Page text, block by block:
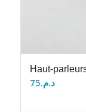
Haut-
د.م.75